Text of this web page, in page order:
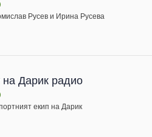
Русев и Ирина Русева
Дарик радио
екип на Дарик